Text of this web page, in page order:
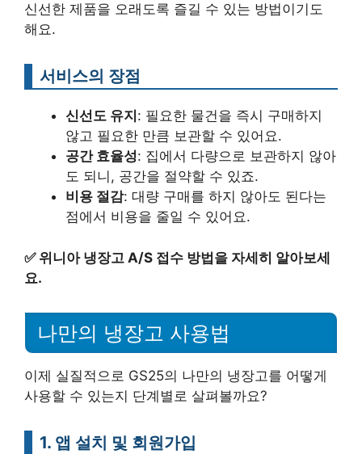
신선한 제품을 오래도록 즐길 수 있는 방법이기도
해요.
서비스의 장점
신선도 유지 : 필요한 물건을 즉시 구매하지
않고 필요한 만큼 보관할 수 있어요.
공간 효율성: 집에서 다량으로 보관하지 않아
도 되니, 공간을 절약할 수 있죠.
비용 절감: 대량 구매를 하지 않아도 된다는
점에서 비용을 줄일 수 있어요.
✅ 위니아 냉장고 A/S 접수 방법을 자세히 알아보세
요.
나만의 냉장고 사용법
이제 실질적으로 GS25의 나만의 냉장고를 어떻게
사용할 수 있는지 단계별로 살펴볼까요?
1. 앱 설치 및 회원가입